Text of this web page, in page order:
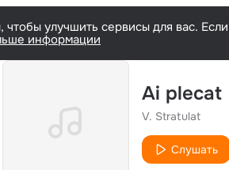
улучшить сервисы для вас.
информации
Ai plecat
V. Stratulat
Слушать